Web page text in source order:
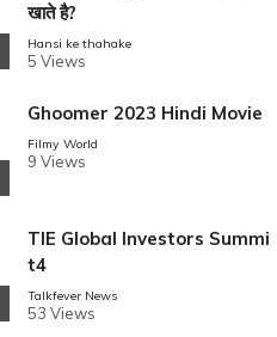
खाते है?
Hansi ke thahake
5 Views
Ghoomer 2023 Hindi Movie
Filmy World
9 Views
TIE Global Investors Summi
t4
Talkfever News
53 Views